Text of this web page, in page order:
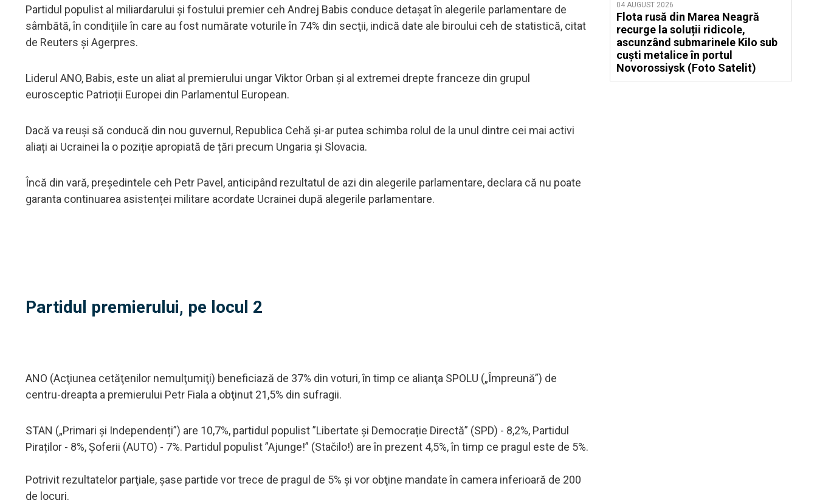
Partidul populist al miliardarului şi fostului premier ceh Andrej Babis conduce detaşat în alegerile parlamentare de
sâmbătă, în condiţiile în care au fost numărate voturile în 74% din secţii, indică date ale biroului ceh de statistică, citat
de Reuters și Agerpres.
Liderul ANO, Babis, este un aliat al premierului ungar Viktor Orban și al extremei drepte franceze din grupul
eurosceptic Patrioții Europei din Parlamentul European.
Dacă va reuși să conducă din nou guvernul, Republica Cehă și-ar putea schimba rolul de la unul dintre cei mai activi
aliați ai Ucrainei la o poziție apropiată de țări precum Ungaria și Slovacia.
Încă din vară, președintele ceh Petr Pavel, anticipând rezultatul de azi din alegerile parlamentare, declara că nu poate
garanta continuarea asistenței militare acordate Ucrainei după alegerile parlamentare.
Partidul premierului, pe locul 2
ANO (Acţiunea cetăţenilor nemulţumiţi) beneficiază de 37% din voturi, în timp ce alianţa SPOLU („Împreună”) de
centru-dreapta a premierului Petr Fiala a obţinut 21,5% din sufragii.
STAN („Primari și Independenți”) are 10,7%, partidul populist ”Libertate și Democrație Directă” (SPD) - 8,2%, Partidul
Piraților - 8%, Șoferii (AUTO) - 7%. Partidul populist ”Ajunge!” (Stačilo!) are în prezent 4,5%, în timp ce pragul este de 5%.
Potrivit rezultatelor parţiale, şase partide vor trece de pragul de 5% şi vor obţine mandate în camera inferioară de 200
de locuri.
04 AUGUST 2026
Flota rusă din Marea Neagră
recurge la soluții ridicole,
ascunzând submarinele Kilo sub
cuști metalice în portul
Novorossiysk (Foto Satelit)